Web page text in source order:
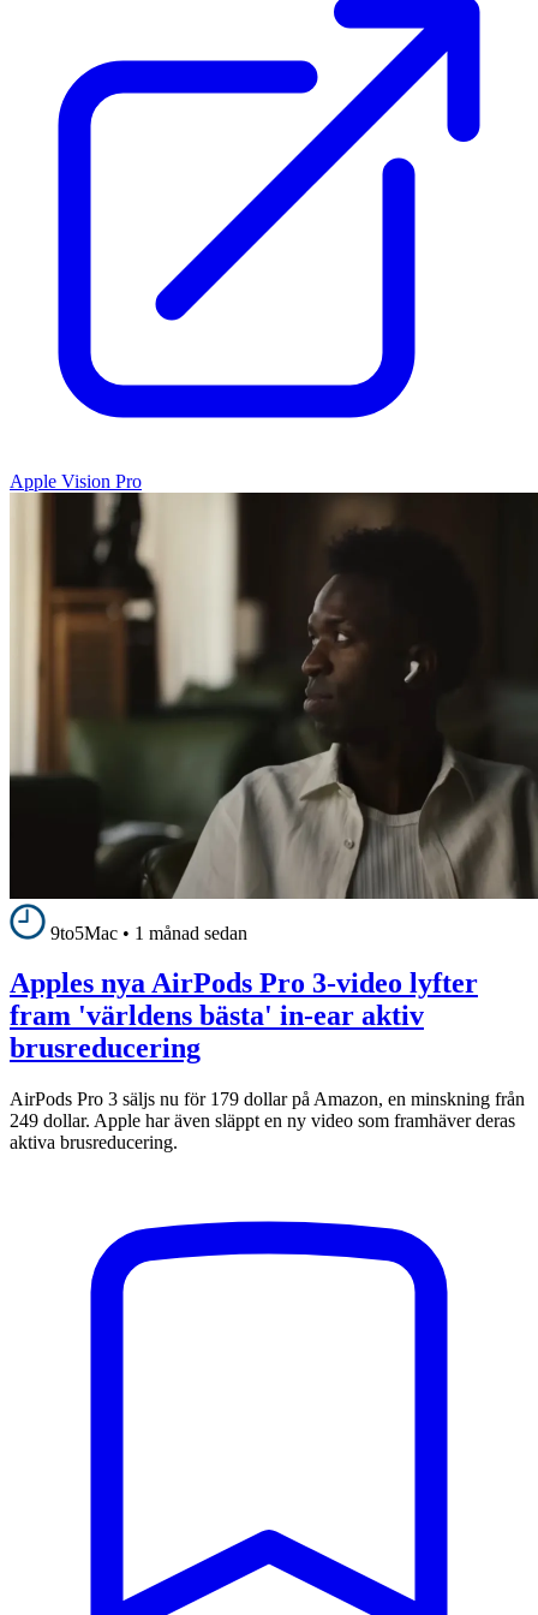
Apple Vision Pro
9to5Mac • 1 månad sedan
Apples nya AirPods Pro 3-video lyfter
fram 'världens bästa' in-ear aktiv
brusreducering
AirPods Pro 3 säljs nu för 179 dollar på Amazon, en minskning från
249 dollar. Apple har även släppt en ny video som framhäver deras
aktiva brusreducering.